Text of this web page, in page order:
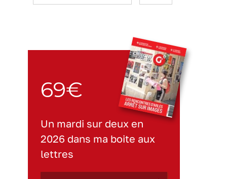
69€
Un mardi sur deux en
2026 dans ma boite aux
lettres